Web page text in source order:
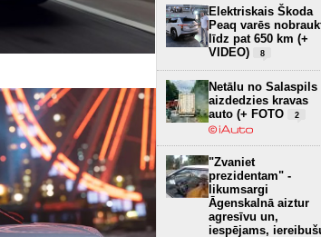
Elektriskais Škoda
Peaq varēs
līdz pat 650 km (+
VIDEO)
8
Netālu no Salaspils
aizdedzies kravas
auto (+ FOTO
2
"Zvaniet
prezidentam" -
likumsargi
Āgenskalnā aiztur
agresīvu un,
iespējams,